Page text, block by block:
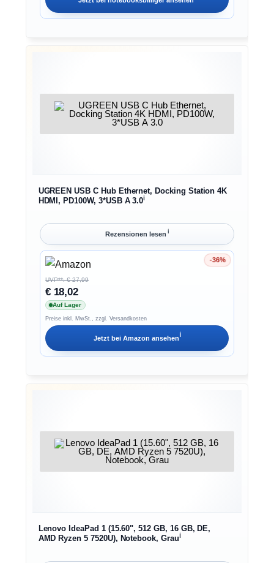
UGREEN USB C Hub Ethernet, Docking Station 4K
HDMI, PD100W, 3*USB A 3.0ℹ︎
Rezensionen lesen ℹ︎
-36%
Ersparnis 36%
UVP**: € 27,99
€ 18,02
Auf Lager
Preise inkl. MwSt., zzgl. Versandkosten
Jetzt bei Amazon ansehenℹ︎
Lenovo IdeaPad 1 (15.60", 512 GB, 16 GB, DE,
AMD Ryzen 5 7520U), Notebook, Grauℹ︎